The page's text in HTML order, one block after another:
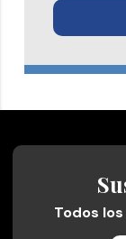
Todos